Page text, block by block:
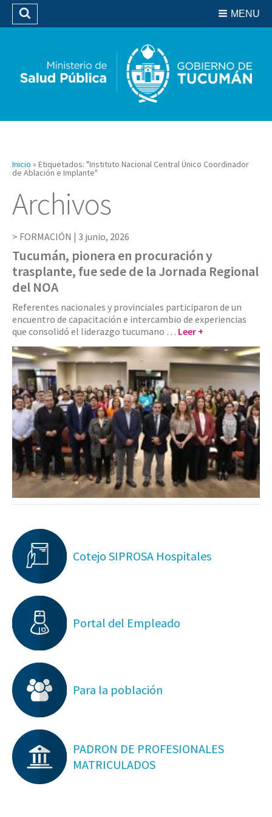
Biblioteca
MENU
Buscar
Inicio » Etiquetados: "Instituto Nacional Central Único Coordinador
de Ablación e Implante"
Archivos
FORMACIÓN | 3 junio, 2026
Tucumán, pionera en procuración y
trasplante, fue sede de la Jornada Regional
del NOA
Referentes nacionales y provinciales participaron de un
encuentro de capacitación e intercambio de experiencias
que consolidó el liderazgo tucumano … Leer +
Cotejo SIPROSA Hospitales
Portal del Empleado
Para la población
PADRON DE PROFESIONALES
MATRICULADOS